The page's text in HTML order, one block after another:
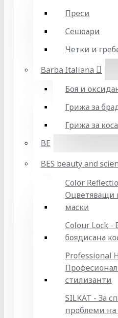
Преси
Сешоари
Четки и
Barba Italiana
Боя и
Грижа за
Грижа за
BE
BES beauty and
Color
Оцветяващи
маски
Colour Lock -
боядисана
Professional
стилизанти
SILKAT - За
проблеми на